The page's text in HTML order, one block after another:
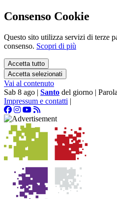
Consenso Cookie
Questo sito utilizza servizi di terze
consenso. Scopri di più
Accetta tutto
Accetta selezionati
Vai al contenuto
Sab 8 ago | Santo del giorno |
Impressum e contatti |